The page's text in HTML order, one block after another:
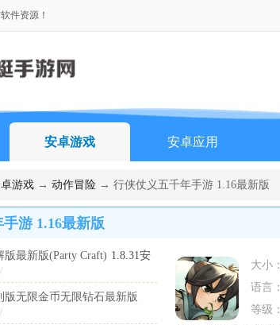
件资源！
安卓游戏 安卓应用
游戏 → 动作冒险 → 行侠仗义五千年手游 1.16最新版
游 1.16最新版
大小：
语言：
等级：
版最新版(Party Craft) 1.8.31安
/
版无限金币无限钻石最新版
/